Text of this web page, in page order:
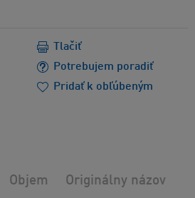
Potrebujem poradiť
Tlačiť
Pridať k obľúbeným
Objem Originálny názov